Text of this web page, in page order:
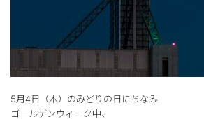
5月4日（木）のみどりの日にちなみ
ゴールデンウィーク中、